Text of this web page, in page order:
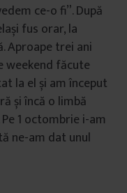
ce-o fi”. După
fus orar, la
Aproape trei ani
weekend făcute
la el și am început
și încă o limbă
1 octombrie i-am
ne-am dat unul